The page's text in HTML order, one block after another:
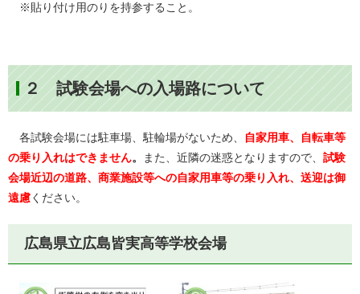
※貼り付け用のりを持参すること。
２ 試験会場への入場路について
各試験会場には駐車場、駐輪場がないため、
自家用車、自転車等
の乗り入れはできません。 また、近隣の迷惑となりますので、 試験
会場近辺の道路、商業施設等への自家用車等の乗り入れ、送迎は御
遠慮ください。
広島県立広島皆実高等学校会場